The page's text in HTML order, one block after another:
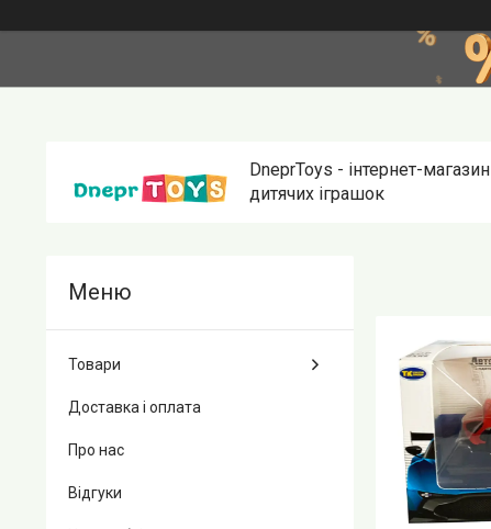
DneprToys - інтернет-магазин
дитячих іграшок
Товари
Доставка і оплата
Про нас
Відгуки